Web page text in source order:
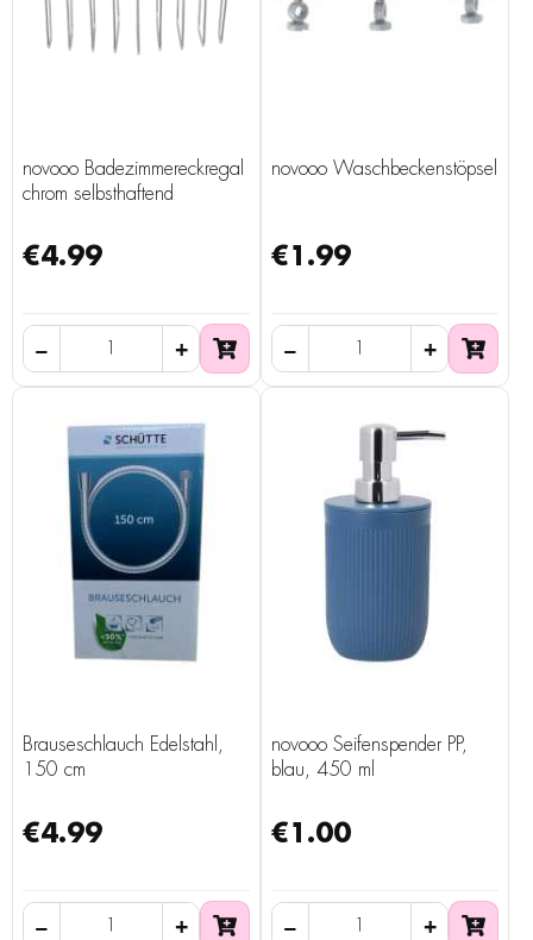
novooo Badezimmereckregal
chrom selbsthaftend
€4.99
novooo Waschbeckenstöpsel
€1.99
Brauseschlauch Edelstahl,
150 cm
€4.99
novooo Seifenspender PP,
blau, 450 ml
€1.00